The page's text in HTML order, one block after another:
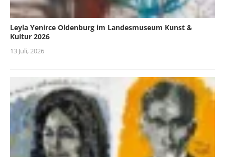
Leyla Yenirce Oldenburg im Landesmuseum Kunst &
Kultur 2026
13 Juli, 2026